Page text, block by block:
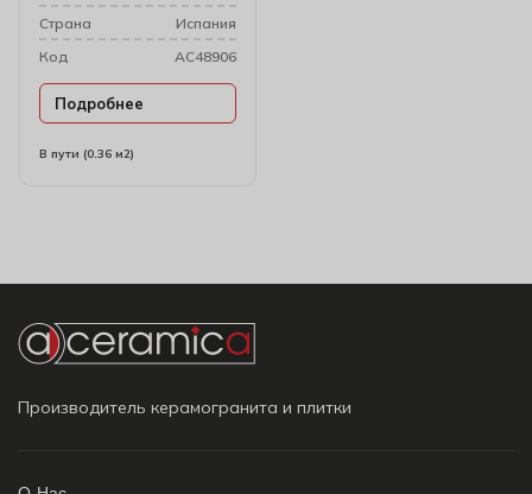
В пути (0.36 м2)
Cтрана
Испания
Код
AC48906
Подробнее
Производитель керамогранита и плитки